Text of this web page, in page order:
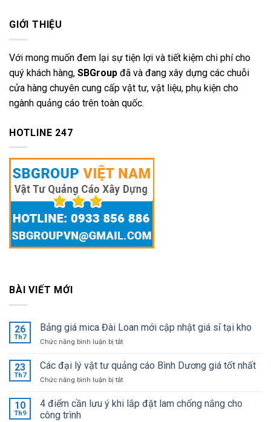
GIỚI THIỆU
Với mong muốn đem lại sự tiện lợi và tiết kiệm chi phí cho
quý khách hàng, SBGroup đã và đang xây dựng các chuỗi
cửa hàng chuyên cung cấp vật tư, vật liệu, phụ kiện cho
ngành quảng cáo trên toàn quốc.
HOTLINE 247
BÀI VIẾT MỚI
26
Th7
Bảng giá mica Đài Loan mới cập nhật giá sỉ tại kho
Chức năng bình luận bị tắtở
giá
mica
Đài
mới
23
Th7
Các đại lý vật tư quảng cáo Bình Dương giá tốt nhất
Chức năng bình luận bị tắtở
đại
10
Th9
4 điểm cần lưu ý khi lắp đặt lam chống nắng cho
công trình